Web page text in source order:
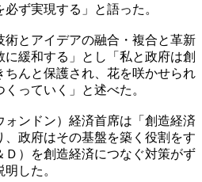
ず実現する」と語った。
術とアイデアの融合・複合と革新
緩和する」とし「私と政府は創
んと保護され、花を咲かせられ
っていく」と述べた。
ンドン）経済首席は「創造経済
、政府はその基盤を築く役割をす
Ｄ）を創造経済につなぐ対策がず
した。